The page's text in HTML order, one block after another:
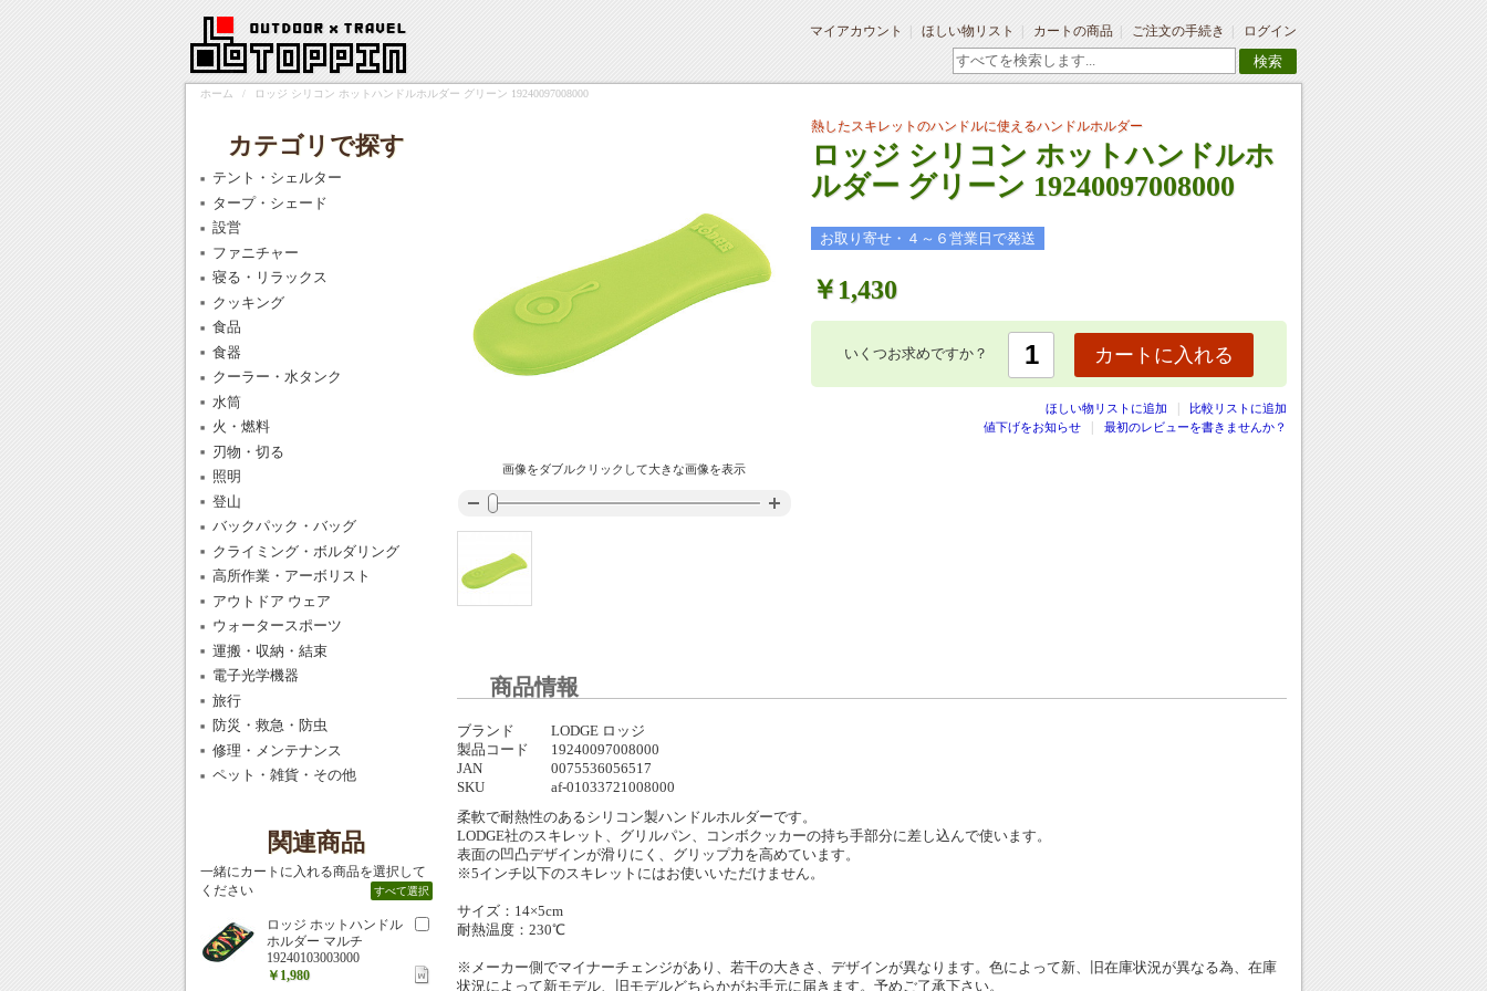
マイアカウント ほしい物リスト カートの商品 ご注文の手続き ログイン
検索
ホーム / ロッジ シリコン ホットハンドルホルダー グリーン 19240097008000
熱したスキレットのハンドルに使えるハンドルホルダー
ロッジ シリコン ホットハンドルホ
ルダー グリーン 19240097008000
お取り寄せ・４～６営業日で発送
￥1,430
いくつお求めですか？ カートに入れる
ほしい物リストに追加
比較リストに追加
最初のレビューを書きませんか？
値下げをお知らせ
画像をダブルクリックして大きな画像を表示
商品情報
ブランド
LODGE ロッジ
製品コード
19240097008000
JAN
0075536056517
SKU
af-01033721008000
柔軟で耐熱性のあるシリコン製ハンドルホルダーです。
LODGE社のスキレット、グリルパン、コンボクッカーの持ち手部分に差し込んで使います。
表面の凹凸デザインが滑りにく、グリップ力を高めています。
※5インチ以下のスキレットにはお使いいただけません。
サイズ：14×5cm
耐熱温度：230℃
※メーカー側でマイナーチェンジがあり、若干の大きさ、デザインが異なります。色によって新、旧在庫状況が異なる為、在庫
状況によって新モデル、旧モデルどちらかがお手元に届きます。予めご了承下さい。
カテゴリで探す
テント・シェルター
タープ・シェード
設営
ファニチャー
寝る・リラックス
クッキング
食品
食器
クーラー・水タンク
水筒
火・燃料
刃物・切る
照明
登山
バックパック・バッグ
クライミング・ボルダリング
高所作業・アーボリスト
アウトドア ウェア
ウォータースポーツ
運搬・収納・結束
電子光学機器
旅行
防災・救急・防虫
修理・メンテナンス
ペット・雑貨・その他
関連商品
一緒にカートに入れる商品を選択して
ください
すべて選択
ロッジ ホットハンドル
ホルダー マルチ
19240103003000
￥1,980